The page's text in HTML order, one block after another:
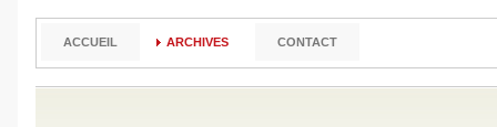
ACCUEIL ARCHIVES CONTACT